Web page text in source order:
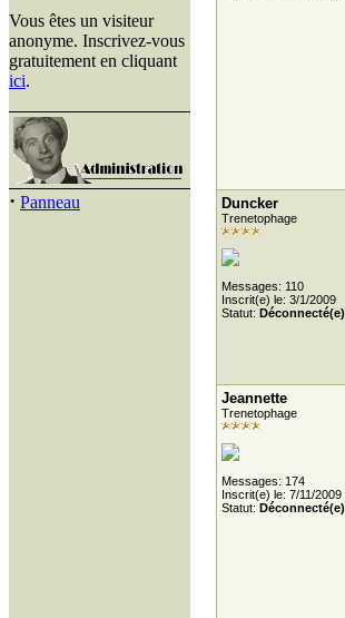
Vous êtes un visiteur
anonyme. Inscrivez-vous
gratuitement en cliquant
ici.
· Panneau Duncker
Trenetophage
Messages: 110
Inscrit(e) le: 3/1/2009
Statut: Déconnecté(e)
Jeannette
Trenetophage
Messages: 174
Inscrit(e) le: 7/11/2009
Statut: Déconnecté(e)